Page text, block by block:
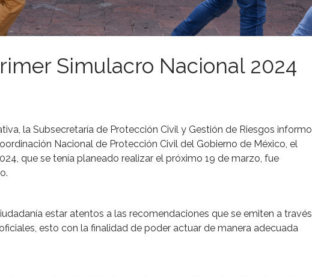
Simulacro Nacional 2024
la Subsecretaría de Protección Civil y Gestión de Riesgos informo
Nacional de Protección Civil del Gobierno de México, el
que se tenía planeado realizar el próximo 19 de marzo, fue
estar atentos a las recomendaciones que se emiten a través
esto con la finalidad de poder actuar de manera adecuada